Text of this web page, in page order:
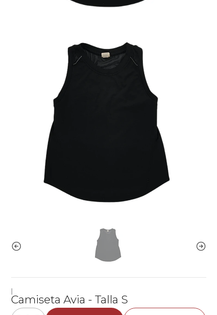
Camiseta Avia - Talla S